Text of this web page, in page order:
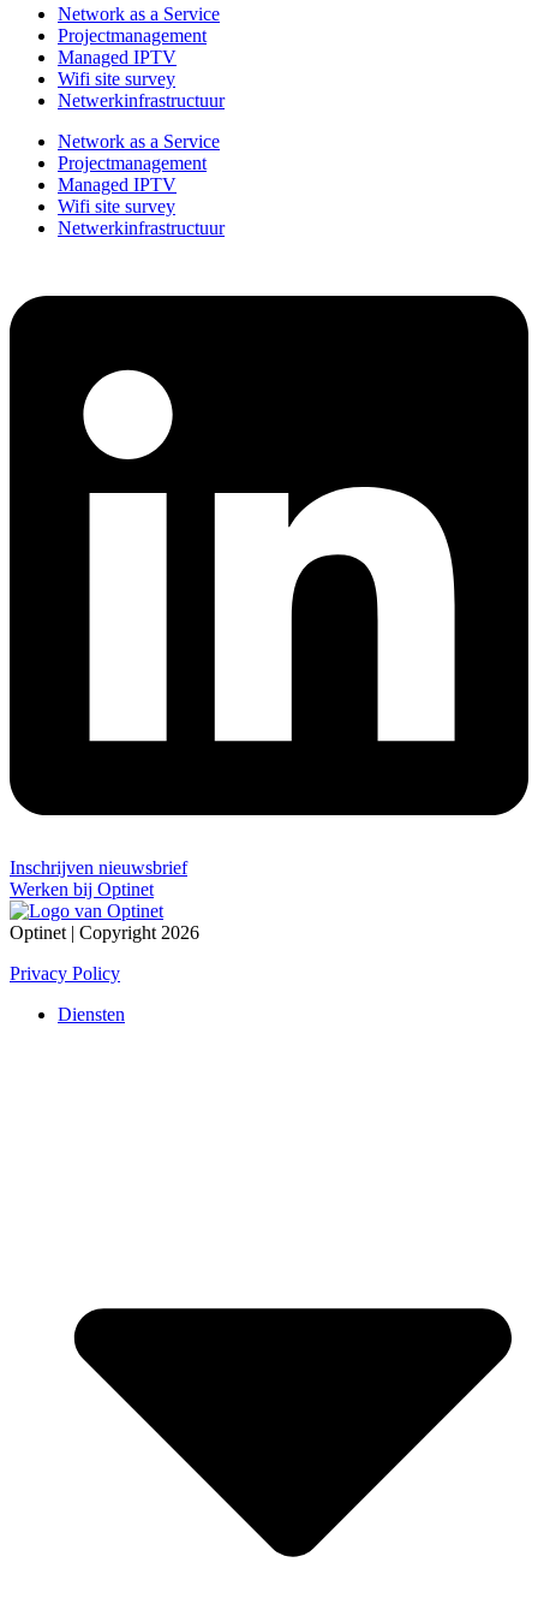
Network as a Service
Projectmanagement
Managed IPTV
Wifi site survey
Netwerkinfrastructuur
Network as a Service
Projectmanagement
Managed IPTV
Wifi site survey
Netwerkinfrastructuur
Inschrijven nieuwsbrief
Werken bij Optinet
Optinet | Copyright 2026
Privacy Policy
Diensten